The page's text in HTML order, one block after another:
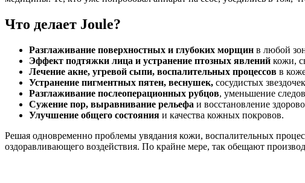
Что делает Joule?
Разглаживание поверхностных и глубоких морщин в любой
Эффект подтяжки лица и устранение птозных явлений кожи,
Лечение акне, угревой сыпи, воспалительных процессов в
Устранение пигментных пятен, веснушек, сосудистых
Разглаживание послеоперационных рубцов, уменьшение
Сужение пор, выравнивание рельефа и восстановление
Улучшение общего состояния и качества кожных покровов.
Решая одновременно проблемы увядания кожи, воспалительных
оздоравливающего воздействия. По крайне мере, так обещают